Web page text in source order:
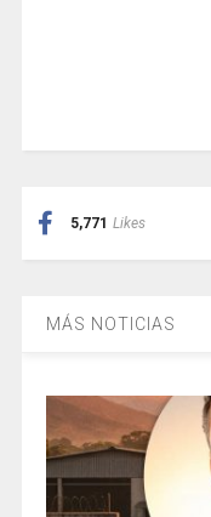
5,771 Likes
MÁS NOTICIAS